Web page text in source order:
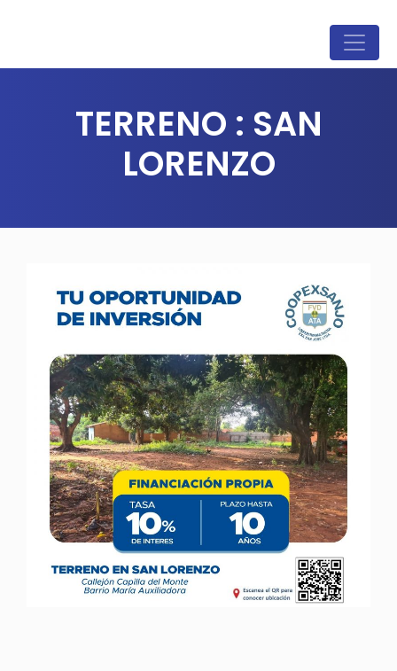
TERRENO : SAN
LORENZO